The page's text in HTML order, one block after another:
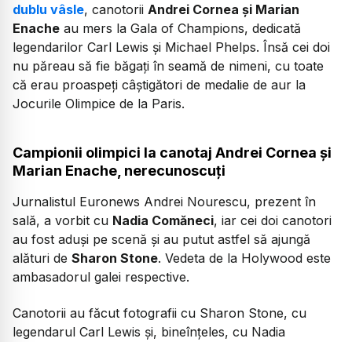
dublu vâsle, canotorii Andrei Cornea și Marian
Enache au mers la Gala of Champions, dedicată
legendarilor Carl Lewis și Michael Phelps. Însă cei doi
nu păreau să fie băgați în seamă de nimeni, cu toate
că erau proaspeți câștigători de medalie de aur la
Jocurile Olimpice de la Paris.
Campionii olimpici la canotaj Andrei Cornea și
Marian Enache, nerecunoscuți
Jurnalistul Euronews Andrei Nourescu, prezent în
sală, a vorbit cu Nadia Comăneci, iar cei doi canotori
au fost aduși pe scenă și au putut astfel să ajungă
alături de Sharon Stone. Vedeta de la Holywood este
ambasadorul galei respective.
Canotorii au făcut fotografii cu Sharon Stone, cu
legendarul Carl Lewis și, bineînțeles, cu Nadia